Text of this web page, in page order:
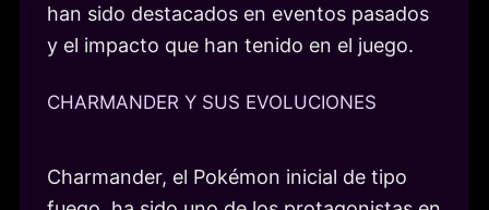
han sido destacados en eventos pasados
y el impacto que han tenido en el juego.
CHARMANDER Y SUS EVOLUCIONES
Charmander, el Pokémon inicial de tipo